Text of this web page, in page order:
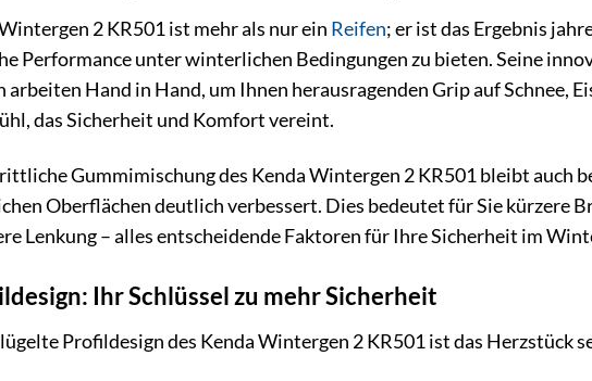
2 KR501 ist mehr als nur ein Reifen; er ist das Ergebnis
Performance unter winterlichen Bedingungen zu bieten. Seine
arbeiten Hand in Hand, um Ihnen herausragenden Grip auf Schnee,
das Sicherheit und Komfort vereint.
Gummimischung des Kenda Wintergen 2 KR501 bleibt auch
Oberflächen deutlich verbessert. Dies bedeutet für Sie kürzere
Lenkung – alles entscheidende Faktoren für Ihre Sicherheit im
Ihr Schlüssel zu mehr Sicherheit
Profildesign des Kenda Wintergen 2 KR501 ist das Herzstück